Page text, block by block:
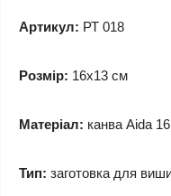
Артикул: РТ 018
Розмір: 16x13 см
Матеріал: канва Aida 16
Тип: заготовка для